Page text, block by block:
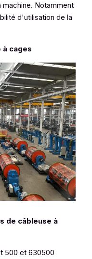
Notamment
d'utilisation de la
à cages
de câbleuse à
500 et 630500